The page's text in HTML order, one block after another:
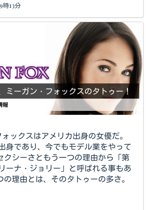
時13分
ミーガン・フォックスのタトゥー！
報
身であり、今でもモデル業をやって
ーナ・ジョリー」と呼ばれる事もあ
つの理由とは、そのタトゥーの多さ。